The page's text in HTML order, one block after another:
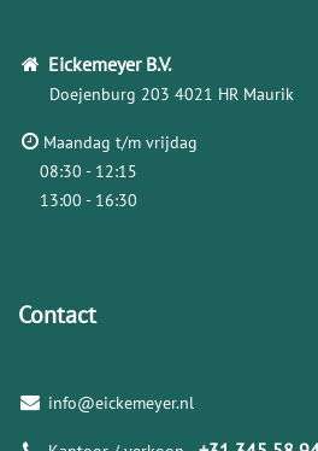
Eickemeyer B.V.
Doejenburg 203 4021 HR Maurik
Maandag t/m vrijdag
08:30 - 12:15
13:00 - 16:30
Contact
info@eickemeyer.nl